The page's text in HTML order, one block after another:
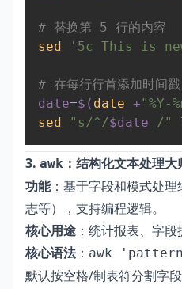
# 替换第 5 行的内容
sed
'5c This is
# 在每行行首添加时间
date=$( date +"%Y-
sed
"s/^/$date /"
3. awk ：结构化文本处理大
功能：基于字段和模式处理
志等），支持编程逻辑。
核心用途 ：统计报表、字段
核心语法： awk
默认按空格/制表符分割字